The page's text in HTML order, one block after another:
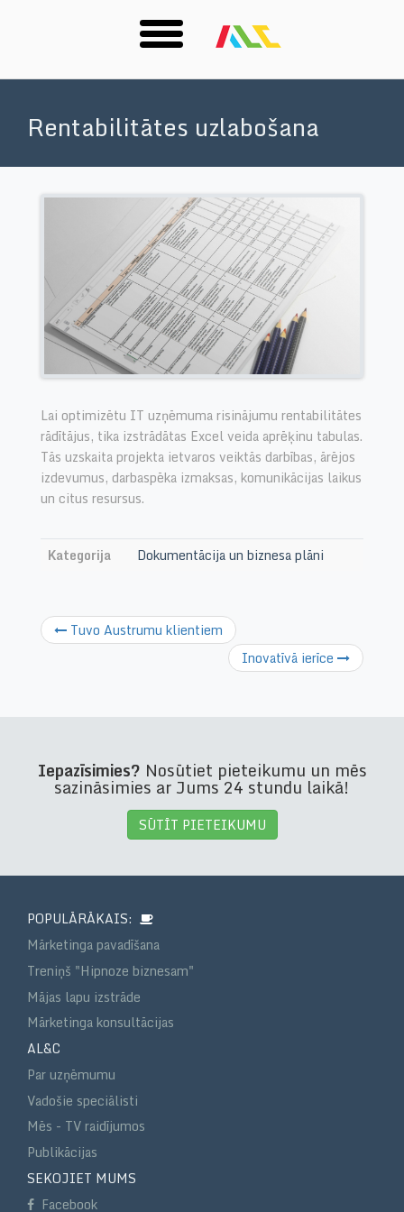
Rentabilitātes uzlabošana
Lai optimizētu IT uzņēmuma risinājumu rentabilitātes
rādītājus, tika izstrādātas Excel veida aprēķinu tabulas.
Tās uzskaita projekta ietvaros veiktās darbības, ārējos
izdevumus, darbaspēka izmaksas, komunikācijas laikus
un citus resursus.
Kategorija Dokumentācija un biznesa plāni
Tuvo Austrumu klientiem
Inovatīvā ierīce
Iepazīsimies? Nosūtiet pieteikumu un mēs
sazināsimies ar Jums 24 stundu laikā!
SŪTĪT PIETEIKUMU
POPULĀRĀKAIS:
Mārketinga pavadīšana
Treniņš "Hipnoze biznesam"
Mājas lapu izstrāde
Mārketinga konsultācijas
AL&C
Par uzņēmumu
Vadošie speciālisti
Mēs - TV raidījumos
Publikācijas
SEKOJIET MUMS
Facebook